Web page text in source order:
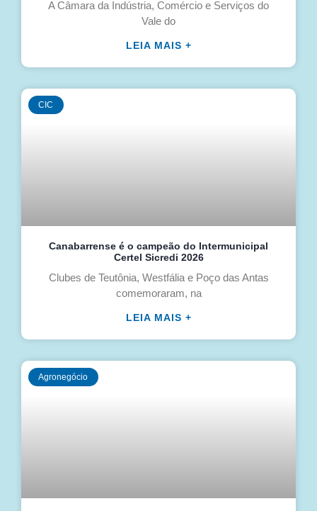
A Câmara da Indústria, Comércio e Serviços do
Vale do
LEIA MAIS +
CIC
Canabarrense é o campeão do Intermunicipal
Certel Sicredi 2026
Clubes de Teutônia, Westfália e Poço das Antas
comemoraram, na
LEIA MAIS +
Agronegócio